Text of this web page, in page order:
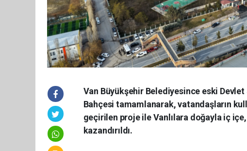
Van Büyükşehir Belediyesince eski
Bahçesi tamamlanarak, vatandaşların
geçirilen proje ile Vanlılara doğayla iç
kazandırıldı.